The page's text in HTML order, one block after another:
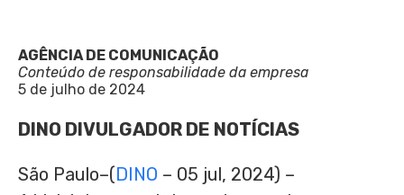
AGÊNCIA DE COMUNICAÇÃO
Conteúdo de responsabilidade da empresa
5 de julho de 2024
DINO DIVULGADOR DE NOTÍCIAS
São Paulo–(DINO – 05 jul, 2024) –